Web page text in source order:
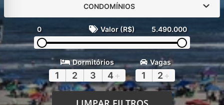
CONDOMÍNIOS
0 Valor (R$) 5.490.000
Dormitórios
1 2 3 4 +
Vagas
1 2 +